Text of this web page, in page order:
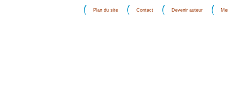
Plan du site Contact Devenir auteur